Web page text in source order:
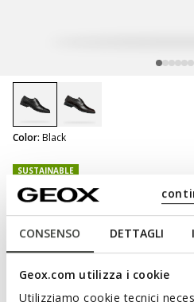
CONSENSO DETTAGLI
Geox.com utilizza i cookie
Utilizziamo cookie tecnici
SUSTAINABLE
Iacopo Man
Lace up dress shoes
Color: Black
selected